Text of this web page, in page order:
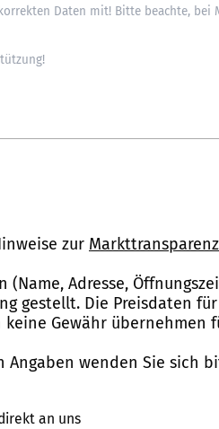
zur
(Name, Adresse,
gestellt. Die Preisdaten
Gewähr
Angaben wenden Sie sich
an uns